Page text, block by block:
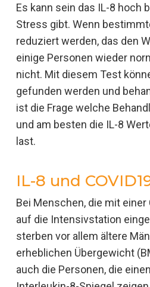
Es kann sein das IL-8 hoch
Stress gibt. Wenn
reduziert werden, das den
einige Personen wieder
nicht. Mit diesem Test
gefunden werden und
ist die Frage welche
und am besten die IL-8
last.
IL-8 und
Bei Menschen, die mit
auf die Intensivstation
sterben vor allem ältere
erheblichen Übergewicht
auch die Personen, die